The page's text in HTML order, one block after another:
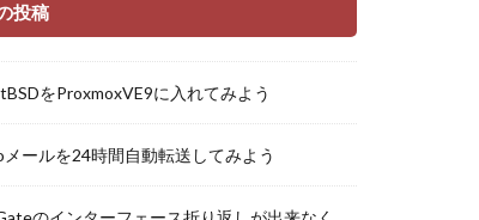
投稿
をProxmoxVE9に入れてみよう
メールを24時間自動転送してみよう